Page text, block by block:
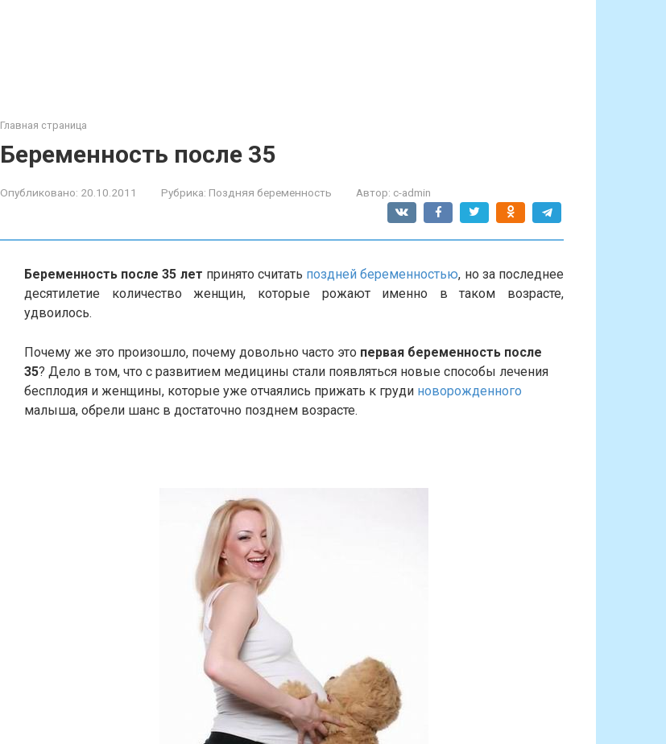
Главная страница
Беременность после 35
Опубликовано: 20.10.2011 Рубрика: Поздняя беременность Автор: c-admin
Беременность после 35 лет принято считать поздней беременностью, но за последнее
десятилетие количество женщин, которые рожают именно в таком возрасте,
удвоилось.
Почему же это произошло, почему довольно часто это первая беременность после
35? Дело в том, что с развитием медицины стали появляться новые способы лечения
бесплодия и женщины, которые уже отчаялись прижать к груди новорожденного
малыша, обрели шанс в достаточно позднем возрасте.